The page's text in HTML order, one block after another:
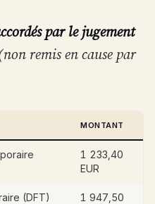
par le jugement
remis en cause par
MONTANT
1 233,40
EUR
(DFT)
1 947,50